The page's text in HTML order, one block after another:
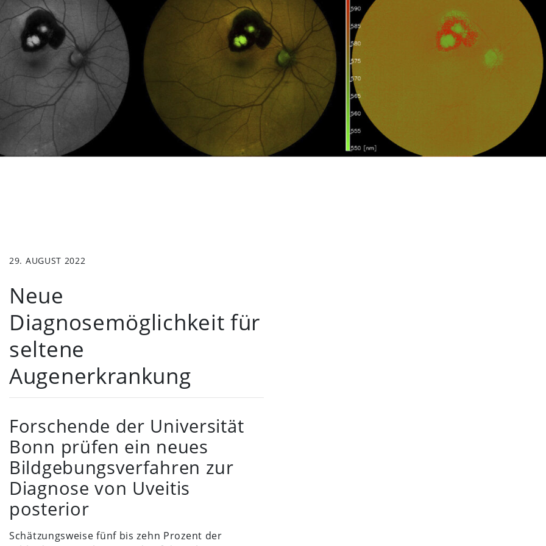
29. AUGUST 2022
Neue
Diagnosemöglichkeit für
seltene
Augenerkrankung
Forschende der Universität
Bonn prüfen ein neues
Bildgebungsverfahren zur
Diagnose von Uveitis
posterior
Schätzungsweise fünf bis zehn Prozent der